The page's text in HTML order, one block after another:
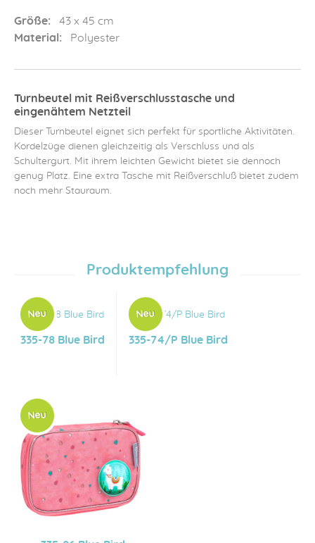
Größe:
43 x 45 cm
Material:
Polyester
Turnbeutel mit Reißverschlusstasche und
eingenähtem Netzteil
Dieser Turnbeutel eignet sich perfekt für sportliche Aktivitäten.
Kordelzüge dienen gleichzeitig als Verschluss und als
Schultergurt. Mit ihrem leichten Gewicht bietet sie dennoch
genug Platz. Eine extra Tasche mit Reißverschluß bietet zudem
noch mehr Stauraum.
Produktempfehlung
335-78 Blue Bird 335-74/P Blue Bird